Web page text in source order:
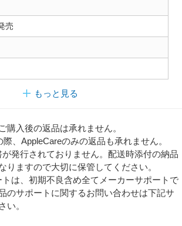
売
もっと見る
入後の返品は承れません。
、AppleCareのみの返品も承れません。
発行されておりません。配送時添付の納品
りますので大切に保管してください。
は、初期不良含め全てメーカーサポートで
のサポートに関するお問い合わせは下記サ
い。